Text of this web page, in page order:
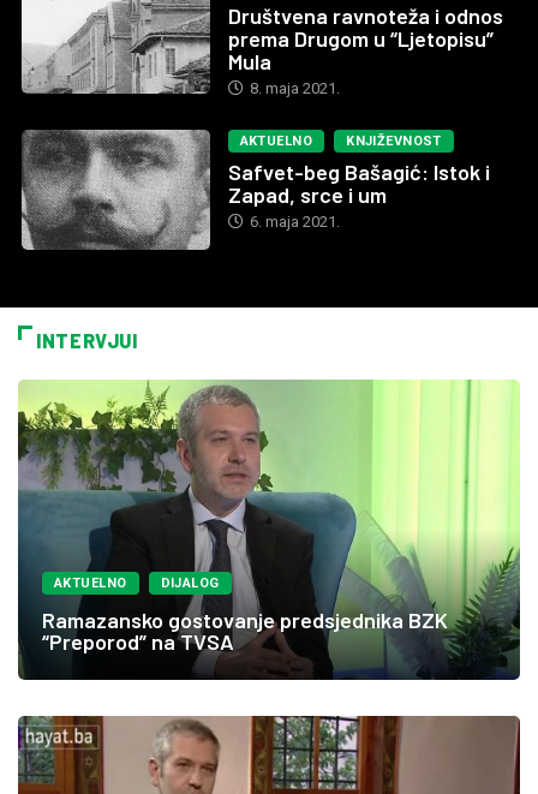
Društvena ravnoteža i odnos
prema Drugom u “Ljetopisu”
Mula
8. maja 2021.
AKTUELNO KNJIŽEVNOST
Safvet-beg Bašagić: Istok i
Zapad, srce i um
6. maja 2021.
INTERVJUI
AKTUELNO DIJALOG
Ramazansko gostovanje predsjednika BZK
“Preporod” na TVSA